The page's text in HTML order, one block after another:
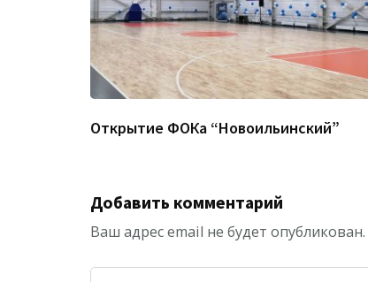
Открытие ФОКа “Новоильинский”
Добавить комментарий
Ваш адрес email не будет опубликован.